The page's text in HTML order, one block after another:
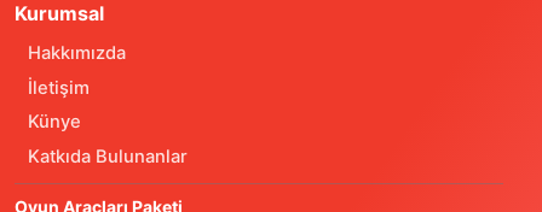
Kurumsal
Hakkımızda
İletişim
Künye
Katkıda Bulunanlar
Oyun Araçları Paketi